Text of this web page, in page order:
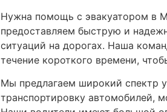
Нужна помощь с эвакуатором в
предоставляем быструю и
ситуаций на дорогах. Наша
течение короткого времени,
Мы предлагаем широкий спектр
транспортировку автомобилей,